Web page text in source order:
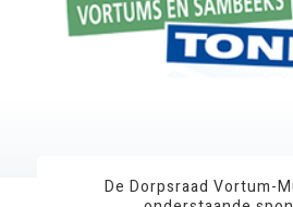
De Dorpsraad Vortum-